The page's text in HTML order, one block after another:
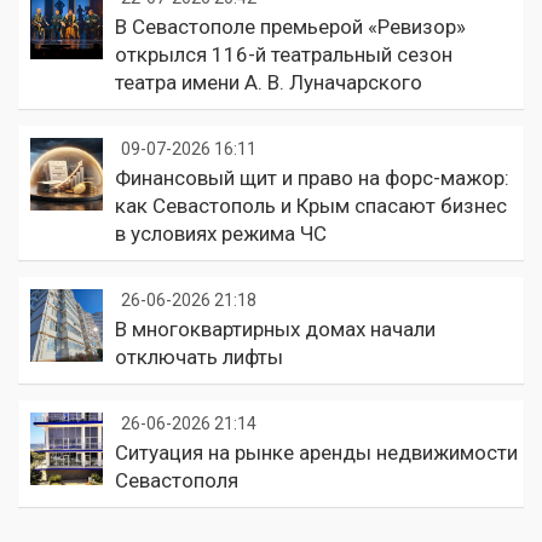
В Севастополе премьерой «Ревизор»
открылся 116-й театральный сезон
театра имени А. В. Луначарского
09-07-2026 16:11
Финансовый щит и право на форс-мажор:
как Севастополь и Крым спасают бизнес
в условиях режима ЧС
26-06-2026 21:18
В многоквартирных домах начали
отключать лифты
26-06-2026 21:14
Ситуация на рынке аренды недвижимости
Севастополя